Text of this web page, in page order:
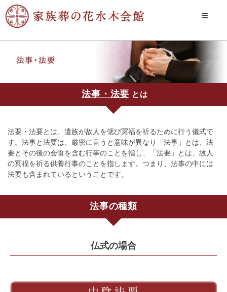
法事・法要 とは
法要・法要とは、遺族が故人を偲び冥福を祈るために行う儀式で
す。法事と法要は、厳密に言うと意味が異なり「法事」とは、法
要とその後の会食を含む行事のことを指し、「法要」とは、故人
の冥福を祈る供養行事のことを指します。つまり、法事の中には
法要も含まれているということです。
法事の種類
仏式の場合